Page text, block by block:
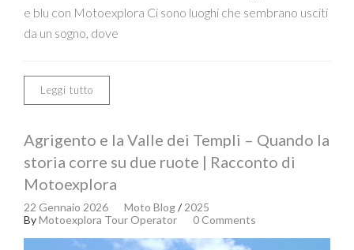
e blu con Motoexplora Ci sono luoghi che sembrano usciti
da un sogno, dove
Leggi tutto
Agrigento e la Valle dei Templi – Quando la
storia corre su due ruote | Racconto di
Motoexplora
22 Gennaio 2026 Moto Blog/2025
ByMotoexplora Tour Operator 0 Comments